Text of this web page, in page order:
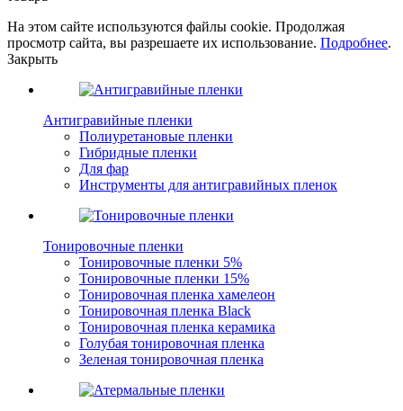
На этом сайте используются файлы cookie. Продолжая
просмотр сайта, вы разрешаете их использование. Подробнее.
Закрыть
Антигравийные пленки
Полиуретановые пленки
Гибридные пленки
Для фар
Инструменты для антигравийных пленок
Тонировочные пленки
Тонировочные пленки 5%
Тонировочные пленки 15%
Тонировочная пленка хамелеон
Тонировочная пленка Black
Тонировочная пленка керамика
Голубая тонировочная пленка
Зеленая тонировочная пленка